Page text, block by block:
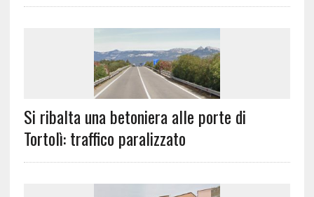
Si ribalta una betoniera alle porte di
Tortolì: traffico paralizzato